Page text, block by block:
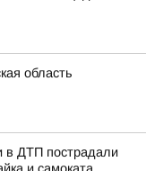
область
в ДТП пострадали